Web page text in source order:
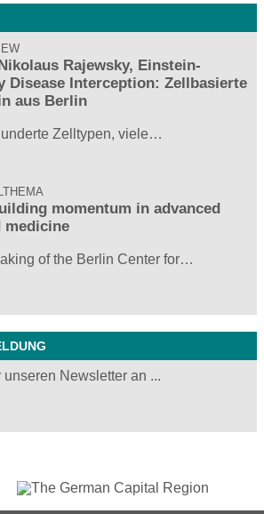
Rajewsky, Einstein-
Disease Interception: Zellbasierte
aus Berlin
Zelltypen, viele…
momentum in advanced
medicine
of the Berlin Center for…
Newsletter an ...